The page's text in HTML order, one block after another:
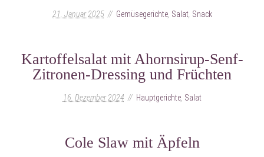
21. Januar 2025 Gemüsegerichte, Salat Snack
Kartoffelsalat mit Ahornsirup-Senf-
Zitronen-Dressing und Früchten
16. Dezember 2024 Hauptgerichte, Salat
Cole Slaw mit Äpfeln